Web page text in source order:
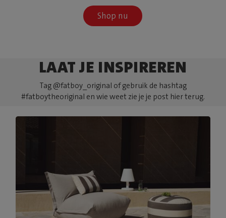
Shop nu
LAAT JE INSPIREREN
Tag @fatboy_original of gebruik de hashtag
#fatboytheoriginal en wie weet zie je je post hier terug.